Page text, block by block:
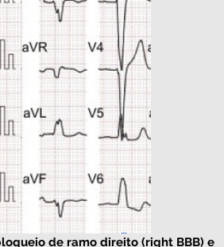
de ramo direito (right BBB) e